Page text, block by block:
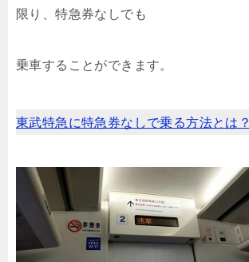
限り、特急券なしでも
乗車することができます。
東武特急に特急券なしで乗る方法とは？